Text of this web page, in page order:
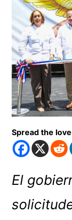
Spread the love
El